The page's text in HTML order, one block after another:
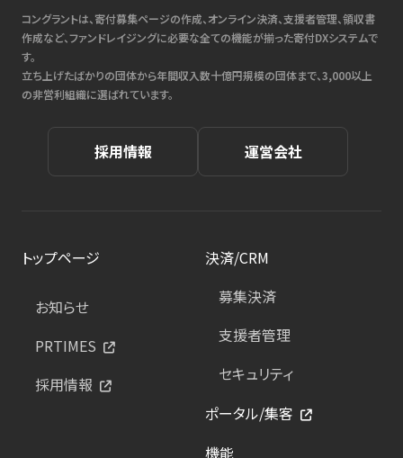
コングラントは、寄付募集ページの作成、オンライン決済、支援者管理、領収書
作成など、ファンドレイジングに必要な全ての機能が揃った寄付DXシステムで
す。
立ち上げたばかりの団体から年間収入数十億円規模の団体まで、3,000以上
の非営利組織に選ばれています。
採用情報 運営会社
トップページ
お知らせ
PRTIMES
採用情報
決済/CRM
募集決済
支援者管理
セキュリティ
ポータル/集客
機能